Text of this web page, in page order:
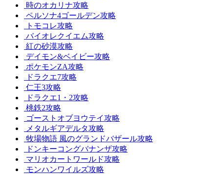
時のオカリナ攻略
ペルソナ4ゴールデン攻略
トモコレ攻略
バイオレクイエム攻略
紅の砂漠攻略
デイモン&ベイビー攻略
ポケモンZA攻略
ドラクエ7攻略
仁王3攻略
ドラクエ1・2攻略
桃鉄2攻略
ゴーストオブヨウテイ攻略
メタルギアデルタ攻略
牧場物語 風のグランドバザール攻略
ドンキーコングバナンザ攻略
マリオカートワールド攻略
モンハンワイルズ攻略